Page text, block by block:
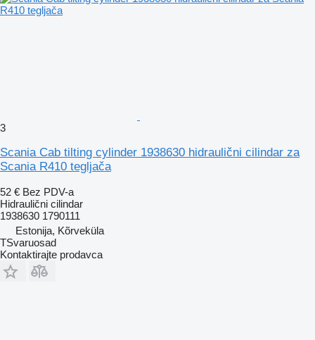
3
Scania Cab tilting cylinder 1938630 hidraulični cilindar za
Scania R410 tegljača
52 € Bez PDV-a
Hidraulični cilindar
1938630 1790111
Estonija, Kõrveküla
TSvaruosad
Kontaktirajte prodavca